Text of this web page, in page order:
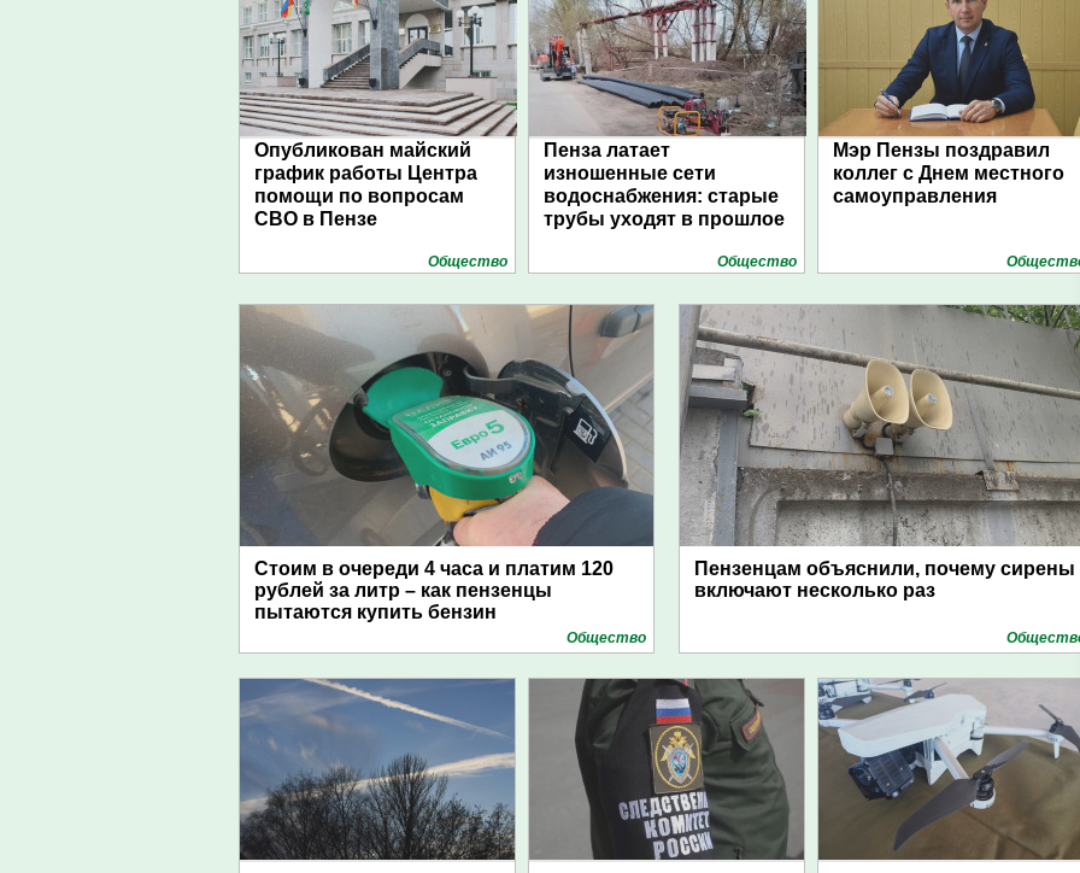
Опубликован майский
график работы Центра
помощи по вопросам
СВО в Пензе
Общество
Пенза латает
изношенные сети
водоснабжения: старые
трубы уходят в прошлое
Общество
Мэр Пензы поздравил
коллег с Днем местного
самоуправления
Стоим в очереди 4 часа и платим 120
рублей за литр – как пензенцы
пытаются купить бензин
Общество
Пензенцам объяснили, почему сирены
включают несколько раз